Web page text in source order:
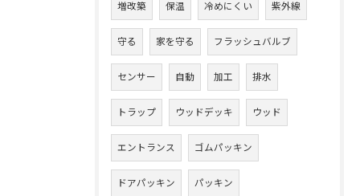
増改築 保温 冷めにくい 紫外線
守る 家を守る フラッシュバルブ
センサー 自動 加工 排水
トラップ ウッドデッキ ウッド
エントランス ゴムパッキン
ドアパッキン パッキン